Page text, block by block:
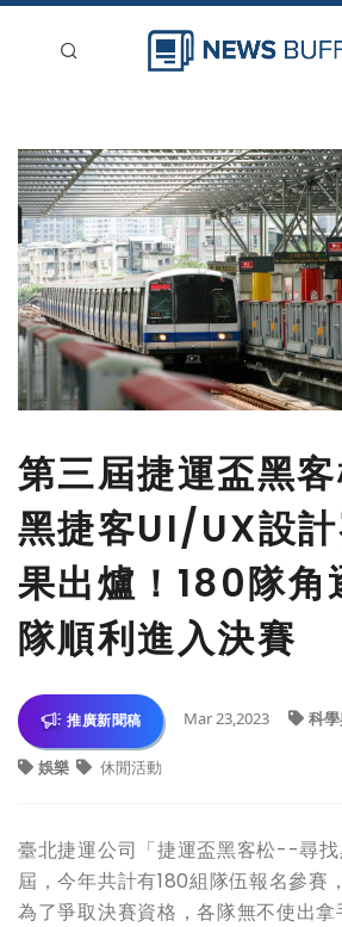
新聞稿分類
登入
刊登
第三屆捷運盃黑
黑捷客UI/UX設
果出爐！180隊角
隊順利進入決賽
推廣新聞稿 Mar 23,2023 科
娛樂 休閒活動
臺北捷運公司「捷運盃黑客松--尋
屆，今年共計有180組隊伍報名參賽
為了爭取決賽資格，各隊無不使出